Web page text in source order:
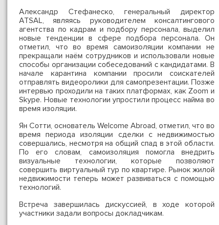
Александр Стефанеско, генеральный директор
ATSAL, являясь руководителем консалтингового
агентства по кадрам и подбору персонала, выделил
новые тенденции в сфере подбора персонала. Он
отметил, что во время самоизоляции компании не
прекращали наём сотрудников и использовали новые
способы организации собеседований с кандидатами. В
начале карантина компании просили соискателей
отправлять видеоролики для самопрезентации. Позже
интервью проходили на таких платформах, как Zoom и
Skype. Новые технологии упростили процесс найма во
время изоляции.
Ян Сотти, основатель Welcome Abroad, отметил, что во
время периода изоляции сделки с недвижимостью
совершались, несмотря на общий спад в этой области.
По его словам, самоизоляция помогла внедрить
визуальные технологии, которые позволяют
совершить виртуальный тур по квартире. Рынок жилой
недвижимости теперь может развиваться с помощью
технологий.
Встреча завершилась дискуссией, в ходе которой
участники задали вопросы докладчикам.